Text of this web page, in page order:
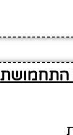
התחמושת